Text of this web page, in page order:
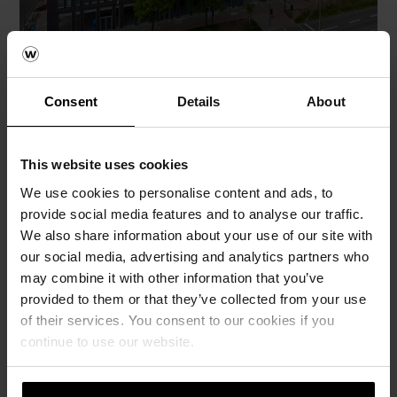
Consent Details About
This website uses cookies
We use cookies to personalise content and ads, to
provide social media features and to analyse our traffic.
We also share information about your use of our site with
our social media, advertising and analytics partners who
may combine it with other information that you’ve
provided to them or that they’ve collected from your use
of their services. You consent to our cookies if you
continue to use our website.
Fassadengestaltung mit
Vorsatzschale aus
Verblendmauerwerk
Die KPW Papay Warncke und Partner Architekten
bevorzugen wertige, oberflächenstrukturierte und
farbenvielfältige Klinker, die an die regionaltypische
Backsteintradition anknüpfen. Wechselnde Traufhöhen
greifen das Muster der historischen Altstadt auf, eröffnen
mit überraschenden Einschnitten Ausblicke in Richtung
Hafen/Stadt. Das Geschäftshaus mit variierenden
Fensterbreiten, spannungsreichen Vertikalknicken und
zurückversetzter Fassade bricht jegliche Monotonie auf.